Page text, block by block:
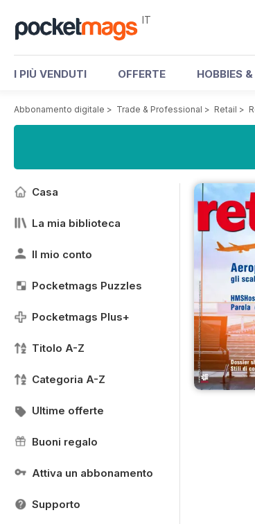
IT
I PIÙ VENDUTI OFFERTE HOBBIES
Abbonamento digitale > Trade & Professional > Retail >
Casa
La mia biblioteca
Il mio conto
Pocketmags Puzzles
Pocketmags Plus+
Titolo A-Z
Categoria A-Z
Ultime offerte
Buoni regalo
Attiva un abbonamento
Supporto